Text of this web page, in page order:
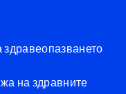
на здравните